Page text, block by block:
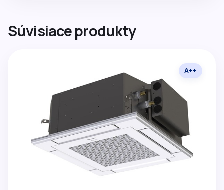
Súvisiace produkty
A++